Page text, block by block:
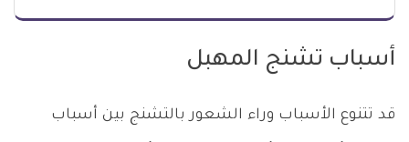
أسباب تشنج المهبل
قد تتنوع الأسباب وراء الشعور بالتشنج بين أسباب